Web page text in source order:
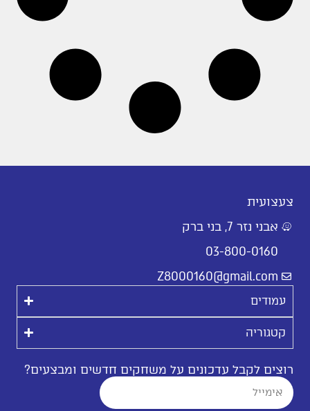
צעצועית
אבני נזר 7, בני ברק
03-800-0160
Z8000160@gmail.com
עמודים
קטגוריה
רוצים לקבל עדכונים על משחקים חדשים ומבצעים?